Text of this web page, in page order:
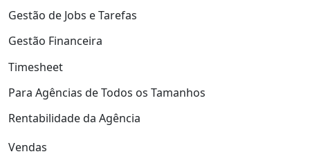
Gestão de Jobs e Tarefas
Gestão Financeira
Timesheet
Para Agências de Todos os Tamanhos
Rentabilidade da Agência
Vendas